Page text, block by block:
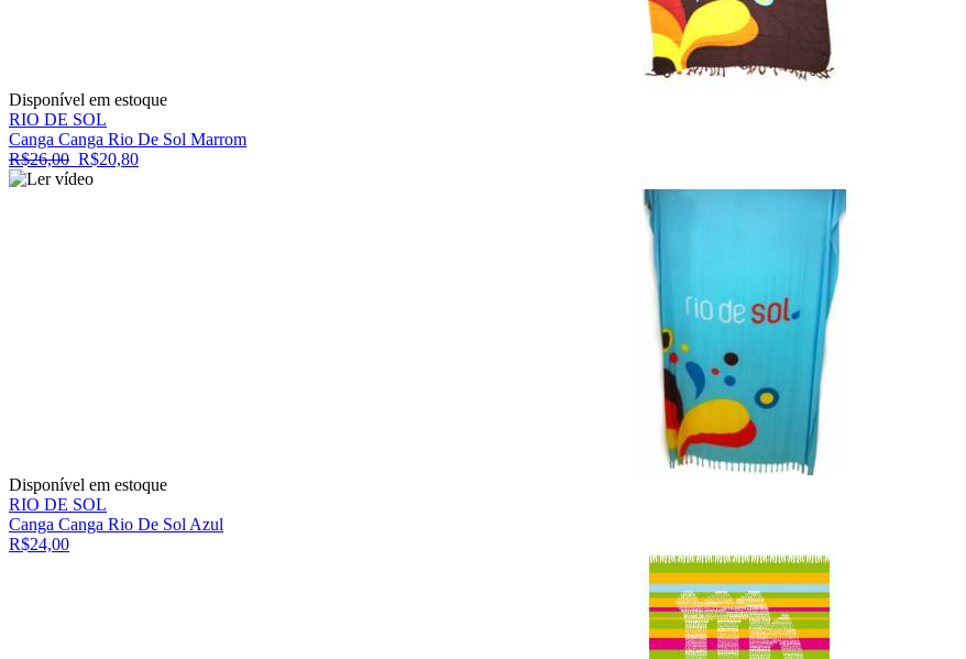
Disponível em estoque
RIO DE SOL
Canga Canga Rio De Sol Marrom
R$26,00 R$20,80
Disponível em estoque
RIO DE SOL
Canga Canga Rio De Sol Azul
R$24,00